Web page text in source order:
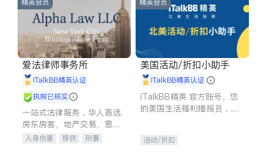
爱法律师事务所
iTalkBB精英认证
执照已核实
一站式法律服务，华人首选.
房东房客、地产交易、意外
伤害、车祸重伤、商业诉
人身伤害 移民
刑事
美国活动/折扣小助手
iTalkBB精英认证
iTalkBB精英 官方账号。您
的美国生活福利播报员，精
专属福利。
活动/折扣